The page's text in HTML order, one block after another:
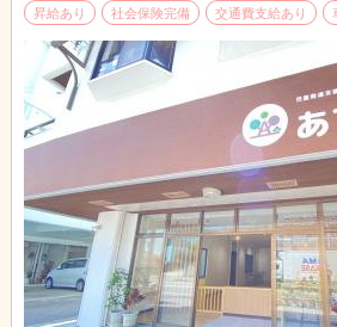
昇給あり
社会保険完備 交通費支給あり